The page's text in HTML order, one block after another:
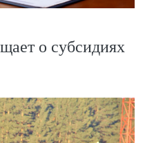
о субсидиях